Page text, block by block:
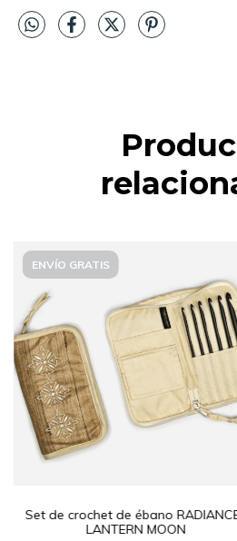
ENVÍO GRATIS
Set de crochet de ébano
LANTERN MOON